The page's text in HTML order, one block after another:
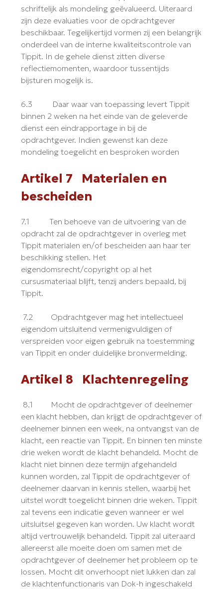
schriftelijk als mondeling geëvalueerd. Uiteraard
zijn deze evaluaties voor de opdrachtgever
beschikbaar. Tegelijkertijd vormen zij een belangrijk
onderdeel van de interne kwaliteitscontrole van
Tippit. In de gehele dienst zitten diverse
reflectiemomenten, waardoor tussentijds
bijsturen mogelijk is.
6.3 Daar waar van toepassing levert Tippit
binnen 2 weken na het einde van de geleverde
dienst een eindrapportage in bij de
opdrachtgever. Indien gewenst kan deze
mondeling toegelicht en besproken worden
Artikel 7 Materialen en
bescheiden
7.1 Ten behoeve van de uitvoering van de
opdracht zal de opdrachtgever in overleg met
Tippit materialen en/of bescheiden aan haar ter
beschikking stellen. Het
eigendomsrecht/copyright op al het
cursusmateriaal blijft, tenzij anders bepaald, bij
Tippit.
7.2 Opdrachtgever mag het intellectueel
eigendom uitsluitend vermenigvuldigen of
verspreiden voor eigen gebruik na toestemming
van Tippit en onder duidelijke bronvermelding.
Artikel 8 Klachtenregeling
8.1 Mocht de opdrachtgever of deelnemer
een klacht hebben, dan krijgt de opdrachtgever of
deelnemer binnen een week, na ontvangst van de
klacht, een reactie van Tippit. En binnen ten minste
drie weken wordt de klacht behandeld. Mocht de
klacht niet binnen deze termijn afgehandeld
kunnen worden, zal Tippit de opdrachtgever of
deelnemer daarvan in kennis stellen, waarbij het
uitstel wordt toegelicht binnen drie weken. Tippit
zal tevens een indicatie geven wanneer er wel
uitsluitsel gegeven kan worden. Uw klacht wordt
altijd vertrouwelijk behandeld. Tippit zal uiteraard
allereerst alle moeite doen om samen met de
opdrachtgever of deelnemer het probleem op te
lossen. Mocht dit onverhoopt niet lukken dan zal
de klachtenfunctionaris van Dok-h ingeschakeld